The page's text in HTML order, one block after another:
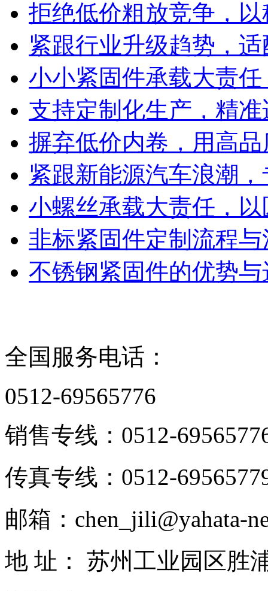
拒绝低价粗放竞争，
紧跟行业升级趋势，
小小紧固件承载大责
支持定制化生产，精
摒弃低价内卷，用高
紧跟新能源汽车浪潮
小螺丝承载大责任，
非标紧固件定制流程
不锈钢紧固件的优势
全国服务电话：
0512-69565776
销售专线：0512-
传真专线：0512-
邮箱：chen_jili@yahata-
地 址： 苏州工业园区胜